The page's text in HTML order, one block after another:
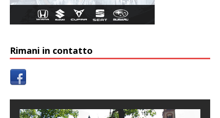
Rimani in contatto